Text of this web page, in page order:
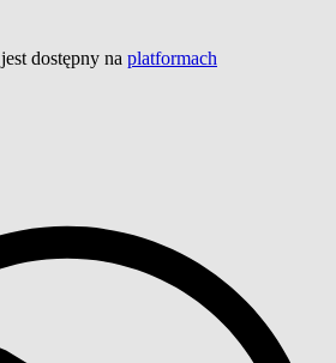
dostępny na platformach